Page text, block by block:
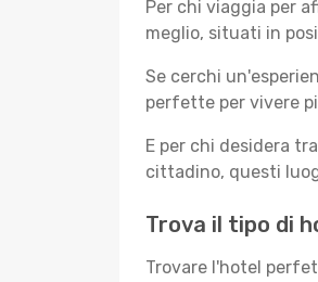
Per chi viaggia per
meglio, situati in
Se cerchi
perfette per vivere
E per chi desidera
cittadino, questi
Trova il tipo di
Trovare l'hotel